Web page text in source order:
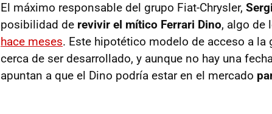
El máximo responsable del grupo Fiat-Chrysler,
posibilidad de revivir el mítico Ferrari Dino, algo de
hace meses. Este hipotético modelo de acceso a la
cerca de ser desarrollado, y aunque no hay una
apuntan a que el Dino podría estar en el mercado